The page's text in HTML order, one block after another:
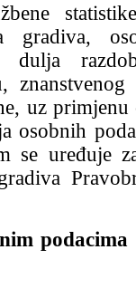
gradiva,
dulja
uz primjenu
osobnih
se uređuje
podacima